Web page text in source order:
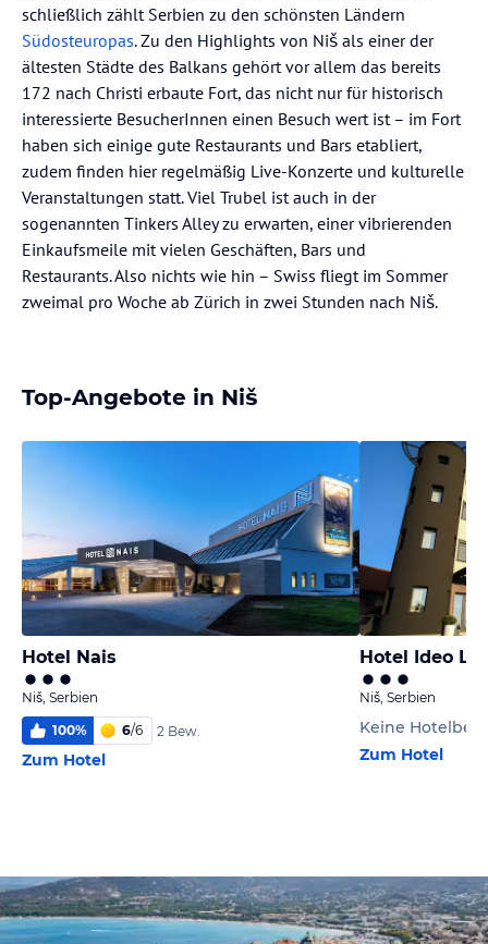
schließlich zählt Serbien zu den schönsten Ländern
Südosteuropas. Zu den Highlights von Niš als einer der
ältesten Städte des Balkans gehört vor allem das bereits
172 nach Christi erbaute Fort, das nicht nur für historisch
interessierte BesucherInnen einen Besuch wert ist – im Fort
haben sich einige gute Restaurants und Bars etabliert,
zudem finden hier regelmäßig Live-Konzerte und kulturelle
Veranstaltungen statt. Viel Trubel ist auch in der
sogenannten Tinkers Alley zu erwarten, einer vibrierenden
Einkaufsmeile mit vielen Geschäften, Bars und
Restaurants. Also nichts wie hin – Swiss fliegt im Sommer
zweimal pro Woche ab Zürich in zwei Stunden nach Niš.
Top-Angebote in Niš
Hotel Nais
Niš, Serbien
100% 6/6 2 Bew.
Zum Hotel
Hotel Ideo
Niš, Serbien
Keine
Zum Hotel